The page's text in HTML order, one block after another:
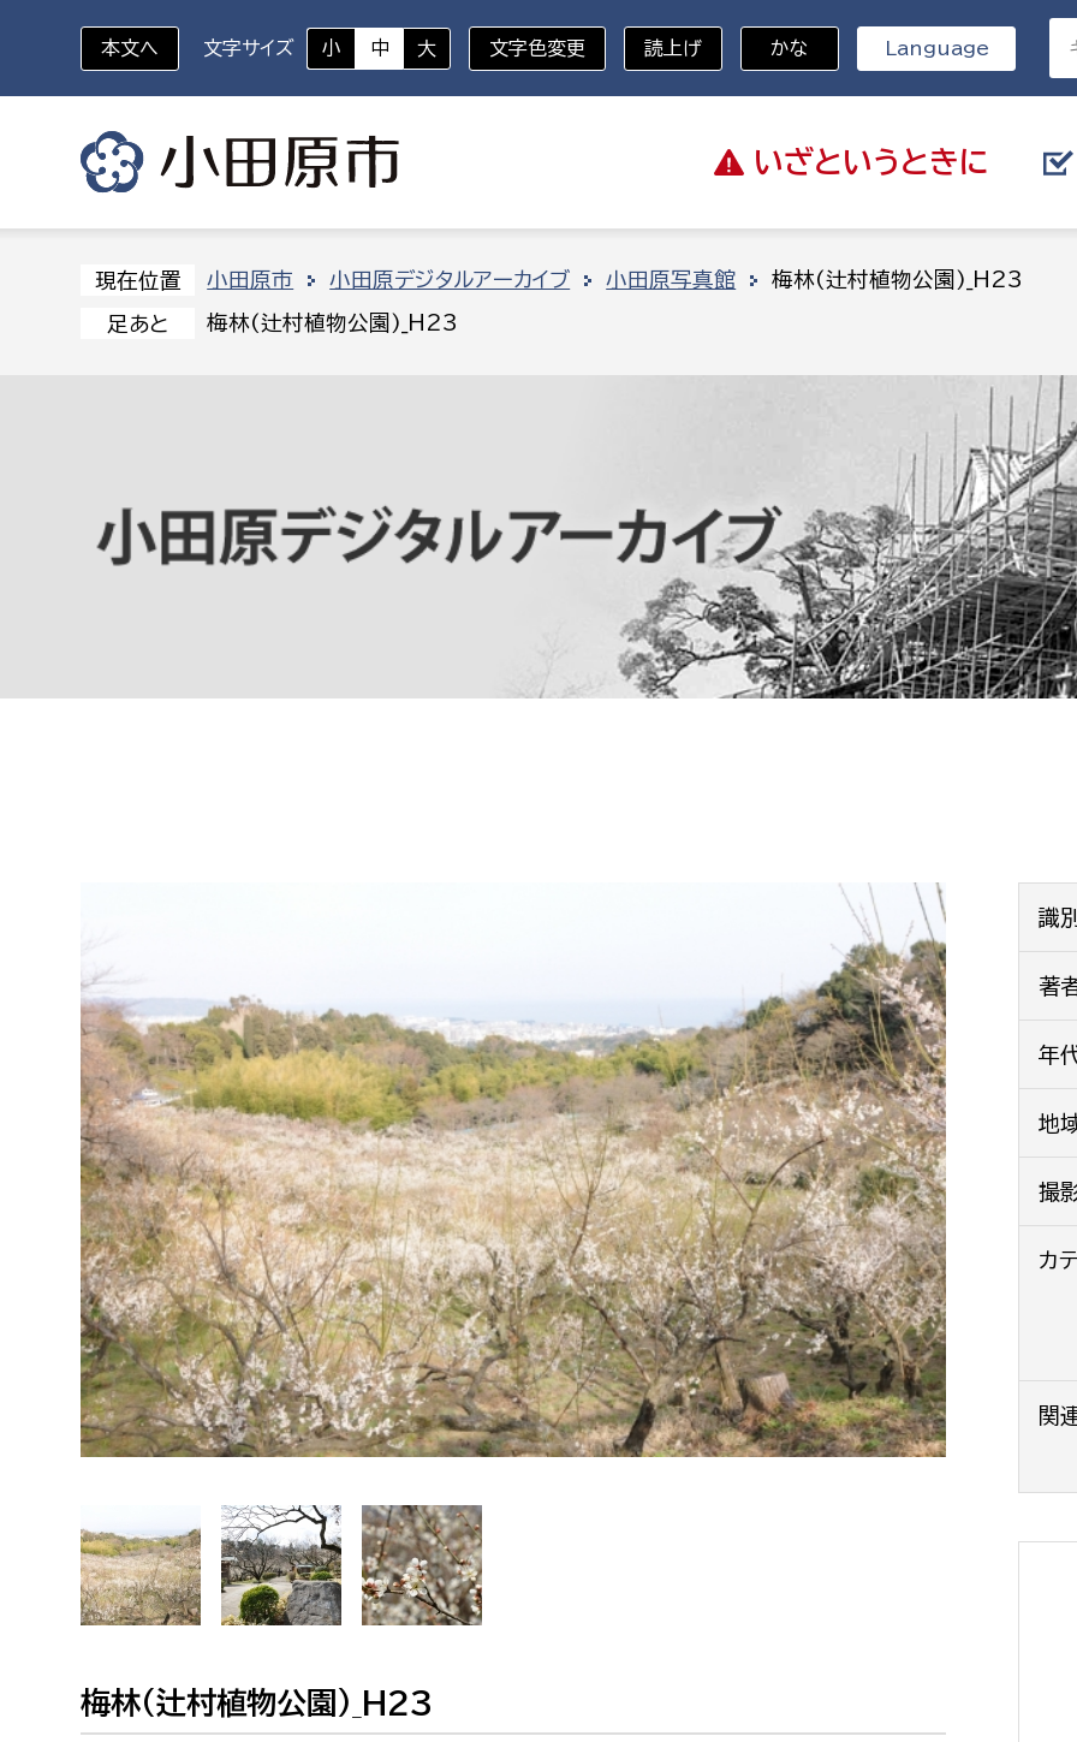
いざと いうときに
いざというときに
防災・ハザードマップ 避難場所
対象者を選択
高校生・大学生など
妊産婦
事業者
労働者
求職者
外国人
ペット
分野を選択
防災・安全
福祉・健康
環境・エネルギー
市民活動・地域づくり
行政経営
観光
消防
病院
市議会
組織から探す
部に属さない室 企画部
デジタル推進課
財産管理課
契約検査課
市税総務課
市民税課
資産税課
図書館
スポーツ課
小田原城総合管理事
福祉健康部
福祉政策課
生活援護課
高齢介護課
障がい福祉課
保険課
健康づくり課
子ども若者部
子ども政策課
子ども若者支援課
保育課
経済部
産業政策課
観光課
農政課
水産海浜課
建設部
建設政策課
道水路整備課
みどり公園課
会計管理者
出納室
市立総合医療センター
患者サポートセンター
本文へ 文字サイズ 小 中 大 文字色変更 読上げ かな Language
現在位置 小田原市 小田原デジタルアーカイブ 小田原写真館 梅林(辻村植物公園)_H23
足あと 梅林(辻村植物公園)_H23
梅林(辻村植物公園)_H23
識
著
年
地
撮
カ
関